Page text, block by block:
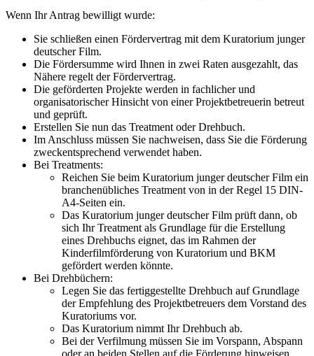
Wenn Ihr Antrag bewilligt wurde:
Sie schließen einen Fördervertrag mit dem Kuratorium junger
deutscher Film.
Die Fördersumme wird Ihnen in zwei Raten ausgezahlt, das
Nähere regelt der Fördervertrag.
Die geförderten Projekte werden in fachlicher und
organisatorischer Hinsicht von einer Projektbetreuerin betreut
und geprüft.
Erstellen Sie nun das Treatment oder Drehbuch.
Im Anschluss müssen Sie nachweisen, dass Sie die Förderung
zweckentsprechend verwendet haben.
Bei Treatments:
Reichen Sie beim Kuratorium junger deutscher Film ein
branchenübliches Treatment von in der Regel 15 DIN-
A4-Seiten ein.
Das Kuratorium junger deutscher Film prüft dann, ob
sich Ihr Treatment als Grundlage für die Erstellung
eines Drehbuchs eignet, das im Rahmen der
Kinderfilmförderung von Kuratorium und BKM
gefördert werden könnte.
Bei Drehbüchern:
Legen Sie das fertiggestellte Drehbuch auf Grundlage
der Empfehlung des Projektbetreuers dem Vorstand des
Kuratoriums vor.
Das Kuratorium nimmt Ihr Drehbuch ab.
Bei der Verfilmung müssen Sie im Vorspann, Abspann